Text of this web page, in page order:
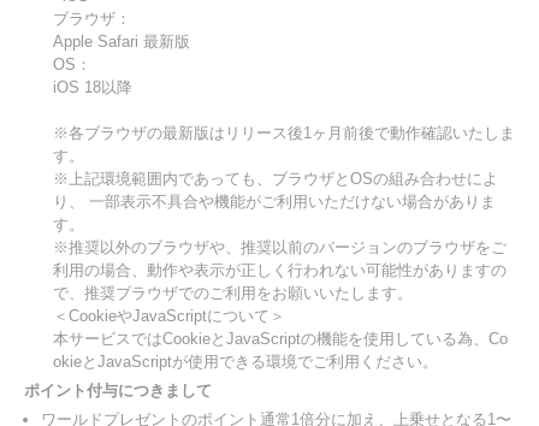
ブラウザ：
Apple Safari 最新版
OS：
iOS 18以降
※各ブラウザの最新版はリリース後1ヶ月前後で動作確認いたしま
す。
※上記環境範囲内であっても、ブラウザとOSの組み合わせによ
り、 一部表示不具合や機能がご利用いただけない場合がありま
す。
※推奨以外のブラウザや、推奨以前のバージョンのブラウザをご
利用の場合、動作や表示が正しく行われない可能性がありますの
で、推奨ブラウザでのご利用をお願いいたします。
＜CookieやJavaScriptについて＞
本サービスではCookieとJavaScriptの機能を使用している為、Co
okieとJavaScriptが使用できる環境でご利用ください。
ポイント付与につきまして
ワールドプレゼントのポイント通常1倍分に加え、上乗せとなる1〜